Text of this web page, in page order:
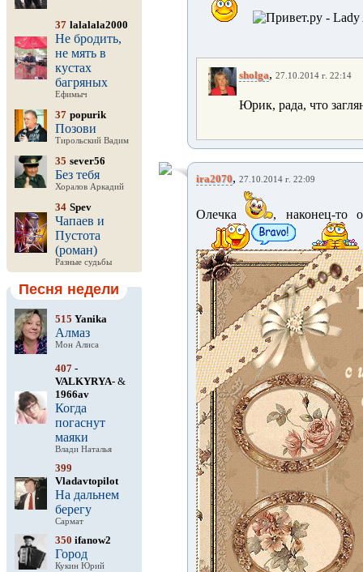
37 lalalala2000
Не бродить,
не мять в
кустах
багряных
Ефимыч
37 popurik
Позови
Тирольский Вадим
35 sever56
Без тебя
Хоралов Аркадий
34 Spev
Чапаев и
Пустота
(роман)
Разные судьбы
Песня недели
515 Yanika
Алмаз
Мон Алиса
407 -
VALKYRYA- &
1966av
Когда
погаснут
маяки
Влади Наталья
399
Vladavtopilot
На дальнем
берегу
Сармат
350 ifanow2
Город
Кукин Юрий
sholga, 27.10.2014 г. 22:14
Юрик, рада, что
ira2070, 27.10.2014 г. 22:09
Олечка , наконец-то